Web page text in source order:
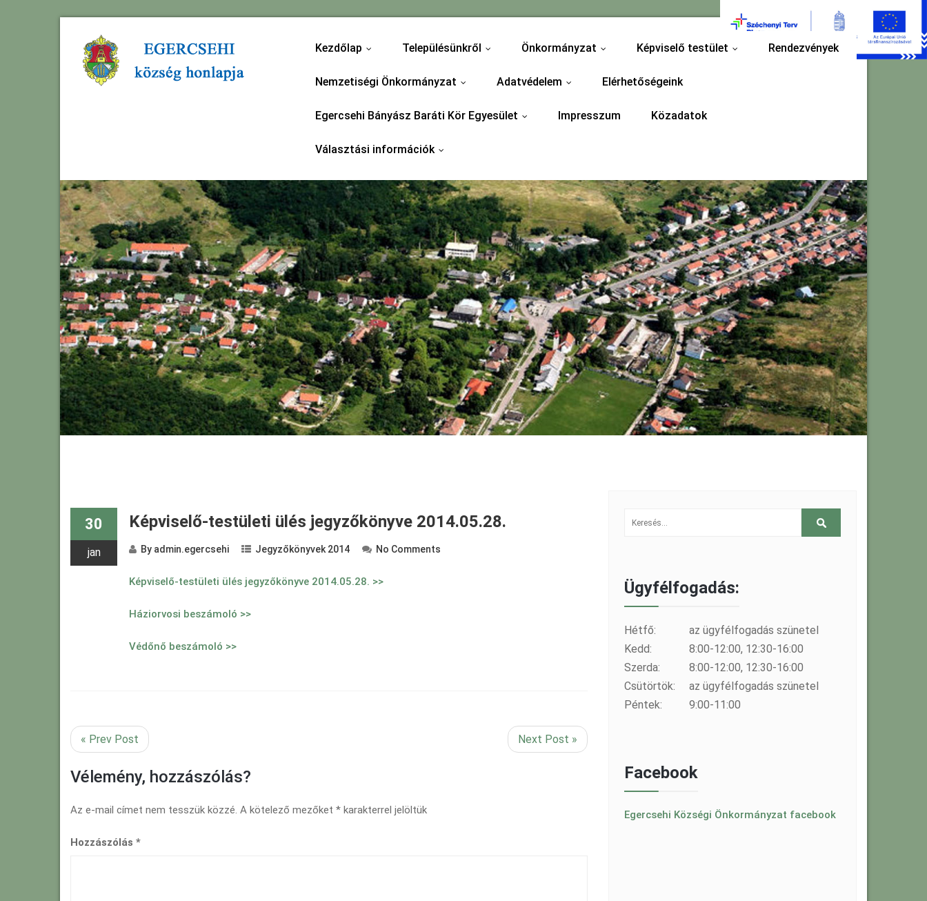
Kezdőlap Településünkről Önkormányzat Képviselő testület Rendezvények
Nemzetiségi Önkormányzat Adatvédelem Elérhetőségeink
Egercsehi Bányász Baráti Kör Egyesület Impresszum Közadatok
Választási információk
30
jan
Képviselő-testületi ülés jegyzőkönyve 2014.05.28.
By admin.egercsehi Jegyzőkönyvek 2014 No Comments
Képviselő-testületi ülés jegyzőkönyve 2014.05.28. >>
Háziorvosi beszámoló >>
Védőnő beszámoló >>
« Prev Post Next Post »
Vélemény, hozzászólás?
Az e-mail címet nem tesszük közzé. A kötelező mezőket * karakterrel jelöltük
Hozzászólás *
Ügyfélfogadás:
Hétfő:
az ügyfélfogadás szünetel
Kedd:
8:00-12:00, 12:30-16:00
Szerda:
8:00-12:00, 12:30-16:00
Csütörtök:
az ügyfélfogadás szünetel
Péntek:
9:00-11:00
Facebook
Egercsehi Községi Önkormányzat facebook